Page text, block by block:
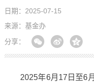
日期：2025-07-15
来源：基金办
分享：
2025年6月17日至6月